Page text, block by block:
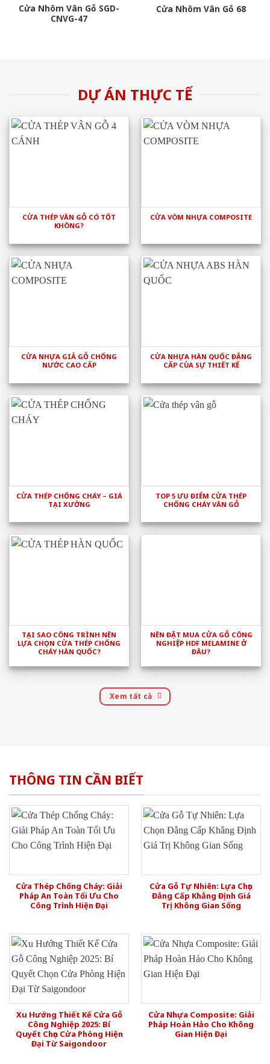
Cửa Nhôm Vân Gỗ SGD-
CNVG-47
Cửa Nhôm Vân Gỗ 68
DỰ ÁN THỰC TẾ
CỬA THÉP VÂN GỖ CÓ TỐT
KHÔNG?
CỬA VÒM NHỰA COMPOSITE
CỬA NHỰA GIẢ GỖ CHỐNG
NƯỚC CAO CẤP
CỬA NHỰA HÀN QUỐC ĐẲNG
CẤP CỦA SỰ THIẾT KẾ
CỬA THÉP CHỐNG CHÁY – GIÁ
TẠI XƯỞNG
TOP 5 ƯU ĐIỂM CỬA THÉP
CHỐNG CHÁY VÂN GỖ
TẠI SAO CÔNG TRÌNH NÊN
LỰA CHỌN CỬA THÉP CHỐNG
CHÁY HÀN QUỐC?
NÊN ĐẶT MUA CỬA GỖ CÔNG
NGHIỆP HDF MELAMINE Ở
ĐÂU?
Xem tất cả
THÔNG TIN CẦN BIẾT
Cửa Thép Chống Cháy: Giải
Pháp An Toàn Tối Ưu Cho
Công Trình Hiện Đại
Cửa Gỗ Tự Nhiên: Lựa Chọn
Đẳng Cấp Khẳng Định Giá
Trị Không Gian Sống
Xu Hướng Thiết Kế Cửa Gỗ
Công Nghiệp 2025: Bí
Quyết Chọn Cửa Phòng Hiện
Đại Từ Saigondoor
Cửa Nhựa Composite: Giải
Pháp Hoàn Hảo Cho Không
Gian Hiện Đại